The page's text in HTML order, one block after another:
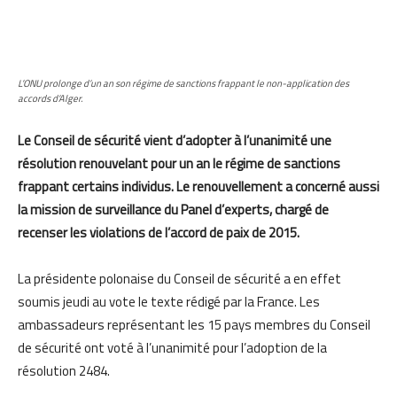
L’ONU prolonge d’un an son régime de sanctions frappant le non-application des
accords d’Alger.
Le Conseil de sécurité vient d’adopter à l’unanimité une
résolution renouvelant pour un an le régime de sanctions
frappant certains individus. Le renouvellement a concerné aussi
la mission de surveillance du Panel d’experts, chargé de
recenser les violations de l’accord de paix de 2015.
La présidente polonaise du Conseil de sécurité a en effet
soumis jeudi au vote le texte rédigé par la France. Les
ambassadeurs représentant les 15 pays membres du Conseil
de sécurité ont voté à l’unanimité pour l’adoption de la
résolution 2484.